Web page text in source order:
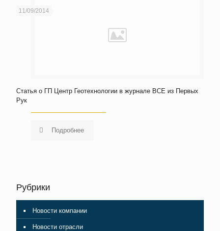
11/09/2014
Статья о ГП Центр Геотехнологии в журнале ВСЕ из Первых
Рук
Подробнее
Рубрики
Новости компании
Новости отрасли